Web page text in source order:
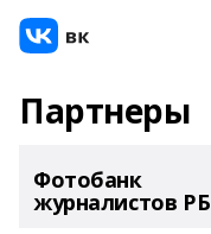
Партнеры
Фотобанк
журналистов РБ